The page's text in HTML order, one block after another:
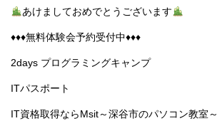
あけましておめでとうございます
♦︎♦︎♦︎無料体験会予約受付中♦︎♦︎♦︎
2days プログラミングキャンプ
ITパスポート
IT資格取得ならMsit～深谷市のパソコン教室～